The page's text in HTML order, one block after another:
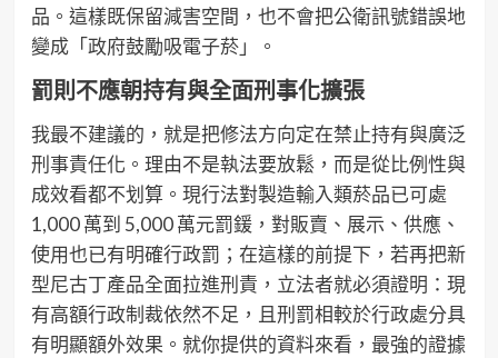
品。這樣既保留減害空間，也不會把公衛訊號錯誤地
變成「政府鼓勵吸電子菸」。
罰則不應朝持有與全面刑事化擴張
我最不建議的，就是把修法方向定在禁止持有與廣泛
刑事責任化。理由不是執法要放鬆，而是從比例性與
成效看都不划算。現行法對製造輸入類菸品已可處
1,000 萬到 5,000 萬元罰鍰，對販賣、展示、供應、
使用也已有明確行政罰；在這樣的前提下，若再把新
型尼古丁產品全面拉進刑責，立法者就必須證明：現
有高額行政制裁依然不足，且刑罰相較於行政處分具
有明顯額外效果。就你提供的資料來看，最強的證據